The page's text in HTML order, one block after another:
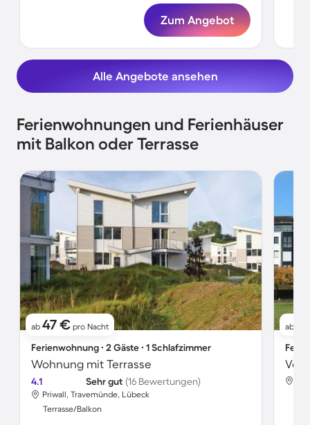
Zum Angebot
Alle Angebote ansehen
Ferienwohnungen und Ferienhäuser
mit Balkon oder Terrasse
ab 47 € pro Nacht
Ferienwohnung ∙ 2 Gäste ∙ 1 Schlafzimmer
Wohnung mit Terrasse
4.1 Sehr gut (16 Bewertungen)
Priwall, Travemünde, Lübeck
Terrasse/Balkon
ab